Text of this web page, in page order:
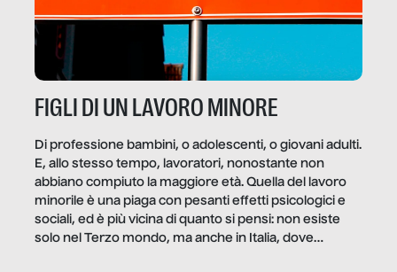
FIGLI DI UN LAVORO MINORE
Di professione bambini, o adolescenti, o giovani adulti.
E, allo stesso tempo, lavoratori, nonostante non
abbiano compiuto la maggiore età. Quella del lavoro
minorile è una piaga con pesanti effetti psicologici e
sociali, ed è più vicina di quanto si pensi: non esiste
solo nel Terzo mondo, ma anche in Italia, dove